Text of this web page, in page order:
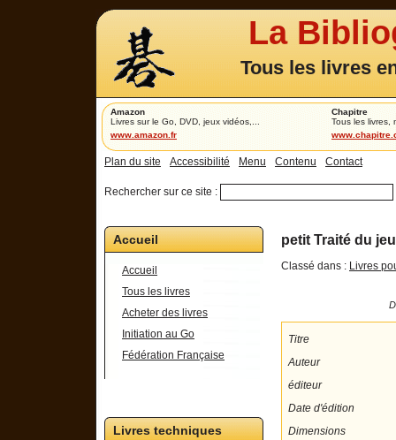
La
Tous les livres
Amazon
Livres sur le Go, DVD, jeux vidéos,...
www.amazon.fr
Chapitre
Tous les livres,
Plan du site Accessibilité Menu Contenu Contact
Rechercher sur ce site :
Accueil
Accueil
Tous les livres
Acheter des livres
Initiation au Go
Fédération Française
Livres techniques
petit Traité du
Classé dans : Livres
Titre
Auteur
éditeur
Date d'édition
Dimensions